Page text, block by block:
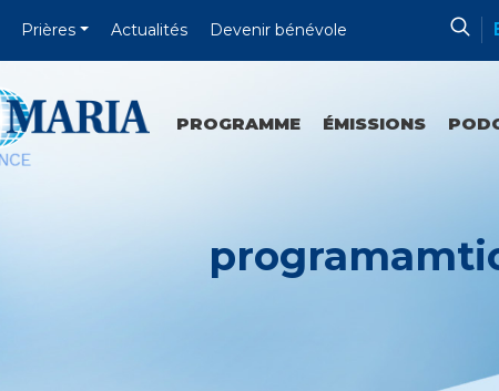
Prières Actualités Devenir bénévole
PROGRAMME ÉMISSIONS